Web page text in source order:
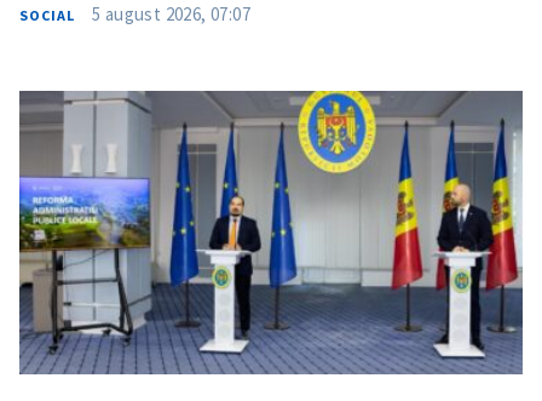
SOCIAL 5 august 2026, 07:07